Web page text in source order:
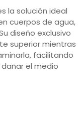
la solución ideal
cuerpos de agua,
diseño exclusivo
superior mientras
facilitando
el medio